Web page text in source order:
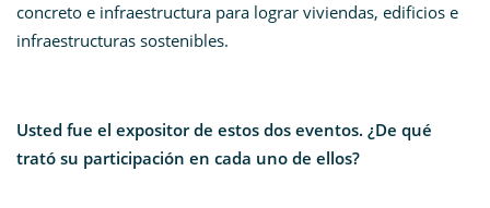
concreto e infraestructura para lograr viviendas, edificios e
infraestructuras sostenibles.
Usted fue el expositor de estos dos eventos. ¿De qué
trató su participación en cada uno de ellos?